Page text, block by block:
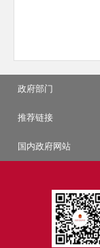
政府部门
推荐链接
国内政府网站